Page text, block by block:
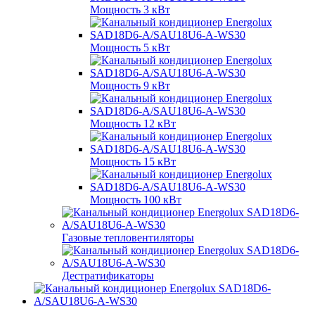
Мощность 3 кВт
Мощность 5 кВт
Мощность 9 кВт
Мощность 12 кВт
Мощность 15 кВт
Мощность 100 кВт
Газовые тепловентиляторы
Дестратификаторы